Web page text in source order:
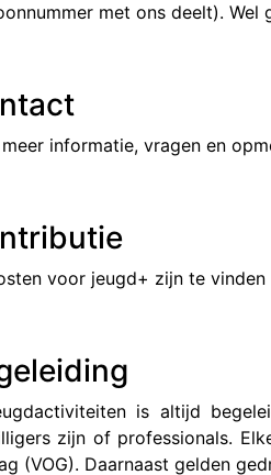
met ons deelt). Wel
informatie, vragen en
voor jeugd+ zijn te vinden
is altijd
zijn of professionals.
(VOG). Daarnaast gelden